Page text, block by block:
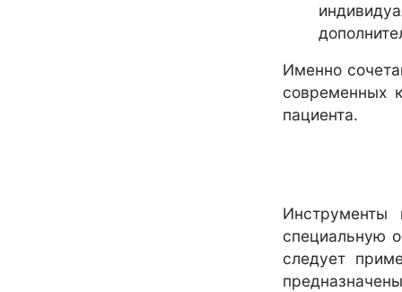
Именно
современных
пациента.
Инструменты
специальную
следует